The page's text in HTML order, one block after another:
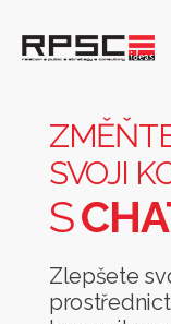
komunikaci
chatbotem
SVOJI
S
Zlepšete